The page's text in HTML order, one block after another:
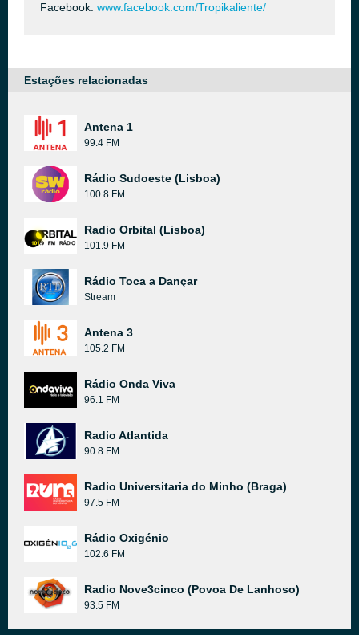
Facebook: www.facebook.com/Tropikaliente/
Estações relacionadas
Antena 1
99.4 FM
Rádio Sudoeste (Lisboa)
100.8 FM
Radio Orbital (Lisboa)
101.9 FM
Rádio Toca a Dançar
Stream
Antena 3
105.2 FM
Rádio Onda Viva
96.1 FM
Radio Atlantida
90.8 FM
Radio Universitaria do Minho (Braga)
97.5 FM
Rádio Oxigénio
102.6 FM
Radio Nove3cinco (Povoa De Lanhoso)
93.5 FM